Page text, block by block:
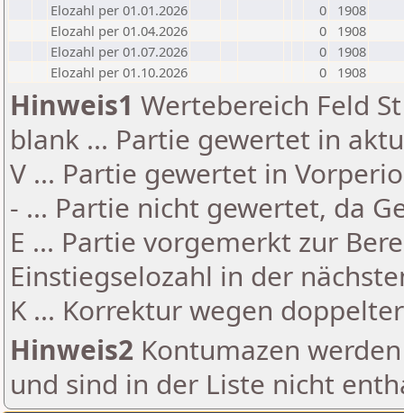
Elozahl per 01.01.2026
0
1908
Elozahl per 01.04.2026
0
1908
Elozahl per 01.07.2026
0
1908
Elozahl per 01.10.2026
0 1908
Hinweis1 Wertebereich Feld
blank ... Partie gewertet in
V ... Partie gewertet in
- ... Partie nicht gewertet, da
E ... Partie vorgemerkt zur
Einstiegselozahl in der
K ... Korrektur wegen
Hinweis2 Kontumazen
und sind in der Liste nicht